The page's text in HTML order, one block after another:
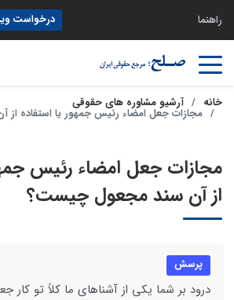
راهنما درخواست
خانه آرشیو مشاوره های حقوقی
مجازات جعل امضاء رئیس جمهور یا استفاده
مجازات جعل امضاء رئیس
از آن سند مجعول چیست؟
پرسش
درود بر شما یکی از آشناهای ما کلاً تو کار